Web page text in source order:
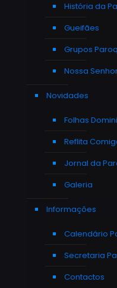
História da
Gueifães
Grupos
Nossa
Novidades
Folhas
Reflita
Jornal da
Galeria
Informações
Calendário
Secretaria
Contactos